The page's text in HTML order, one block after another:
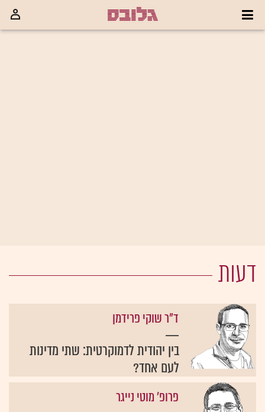
דעות
ד"ר שוקי פרידמן
בין יהודית לדמוקרטית: שתי מדינות
לעם אחד?
פרופ' מוטי נייגר